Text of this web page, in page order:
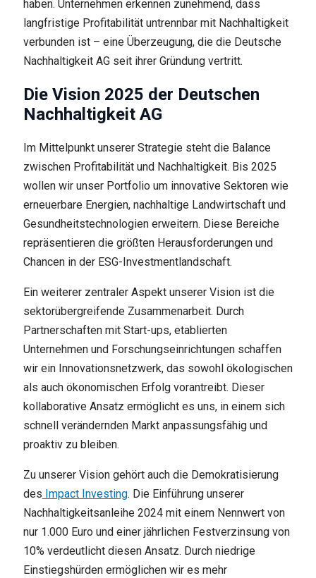
haben. Unternehmen erkennen zunehmend, dass
langfristige Profitabilität untrennbar mit Nachhaltigkeit
verbunden ist – eine Überzeugung, die die Deutsche
Nachhaltigkeit AG seit ihrer Gründung vertritt.
Die Vision 2025 der Deutschen
Nachhaltigkeit AG
Im Mittelpunkt unserer Strategie steht die Balance
zwischen Profitabilität und Nachhaltigkeit. Bis 2025
wollen wir unser Portfolio um innovative Sektoren wie
erneuerbare Energien, nachhaltige Landwirtschaft und
Gesundheitstechnologien erweitern. Diese Bereiche
repräsentieren die größten Herausforderungen und
Chancen in der ESG-Investmentlandschaft.
Ein weiterer zentraler Aspekt unserer Vision ist die
sektorübergreifende Zusammenarbeit. Durch
Partnerschaften mit Start-ups, etablierten
Unternehmen und Forschungseinrichtungen schaffen
wir ein Innovationsnetzwerk, das sowohl ökologischen
als auch ökonomischen Erfolg vorantreibt. Dieser
kollaborative Ansatz ermöglicht es uns, in einem sich
schnell verändernden Markt anpassungsfähig und
proaktiv zu bleiben.
Zu unserer Vision gehört auch die Demokratisierung
des Impact Investing. Die Einführung unserer
Nachhaltigkeitsanleihe 2024 mit einem Nennwert von
nur 1.000 Euro und einer jährlichen Festverzinsung von
10% verdeutlicht diesen Ansatz. Durch niedrige
Einstiegshürden ermöglichen wir es mehr